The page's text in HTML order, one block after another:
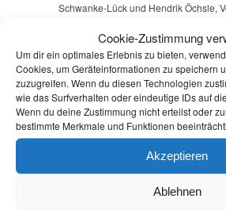
Cookie-Zustimmung
Um dir ein optimales Erlebnis zu bieten,
Cookies, um Geräteinformationen zu speichern
zuzugreifen. Wenn du diesen Technologien
wie das Surfverhalten oder eindeutige IDs auf
Wenn du deine Zustimmung nicht erteilst oder
bestimmte Merkmale und Funktionen
Akzeptieren
Ablehnen
Schwanke-Lück und Hendrik Öchsle,
der Kreistagsfraktion der LINKEN:
„Mit dieser Entscheidung der SPD-
der Weg zur elternbeitragsfreiene Kita
begrüßen wir sehr. Endlich ist es
Koalitionspartner auf Landesebene
wichtigen politischen Entscheidung
und somit eine LINKE Kernforderung
Herbst 2018 soll für alle Kinder in
Kitajahr kostenfrei sein. Mit diesem